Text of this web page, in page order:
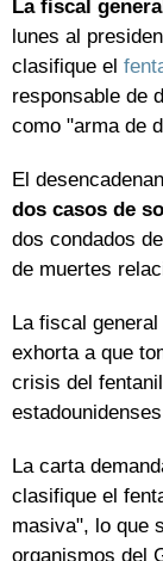
La fiscal
lunes al
clasifique el
responsable de
como "arma de
El
dos casos de
dos condados
de muertes
La fiscal
exhorta a que
crisis del
La carta
clasifique el
masiva", lo que
organismos del